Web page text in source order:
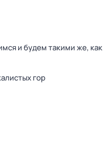
и будем такими же, как
гор